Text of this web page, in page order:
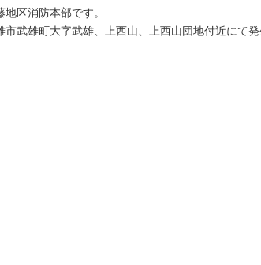
地区消防本部です。
市武雄町大字武雄、上西山、上西山団地付近にて